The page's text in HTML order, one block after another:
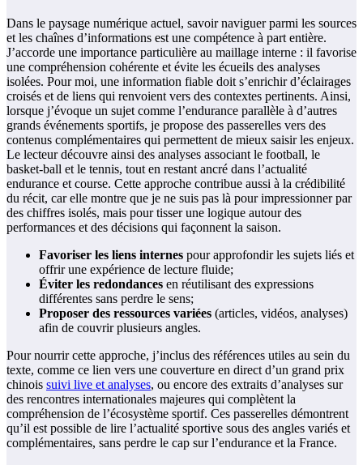
Dans le paysage numérique actuel, savoir naviguer parmi les sources
et les chaînes d’informations est une compétence à part entière.
J’accorde une importance particulière au maillage interne : il favorise
une compréhension cohérente et évite les écueils des analyses
isolées. Pour moi, une information fiable doit s’enrichir d’éclairages
croisés et de liens qui renvoient vers des contextes pertinents. Ainsi,
lorsque j’évoque un sujet comme l’endurance parallèle à d’autres
grands événements sportifs, je propose des passerelles vers des
contenus complémentaires qui permettent de mieux saisir les enjeux.
Le lecteur découvre ainsi des analyses associant le football, le
basket-ball et le tennis, tout en restant ancré dans l’actualité
endurance et course. Cette approche contribue aussi à la crédibilité
du récit, car elle montre que je ne suis pas là pour impressionner par
des chiffres isolés, mais pour tisser une logique autour des
performances et des décisions qui façonnent la saison.
Favoriser les liens internes pour approfondir les sujets liés et
offrir une expérience de lecture fluide;
Éviter les redondances en réutilisant des expressions
différentes sans perdre le sens;
Proposer des ressources variées (articles, vidéos, analyses)
afin de couvrir plusieurs angles.
Pour nourrir cette approche, j’inclus des références utiles au sein du
texte, comme ce lien vers une couverture en direct d’un grand prix
chinois suivi live et analyses, ou encore des extraits d’analyses sur
des rencontres internationales majeures qui complètent la
compréhension de l’écosystème sportif. Ces passerelles démontrent
qu’il est possible de lire l’actualité sportive sous des angles variés et
complémentaires, sans perdre le cap sur l’endurance et la France.